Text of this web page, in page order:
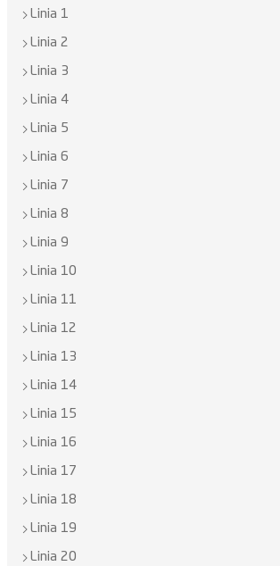
Linia 1
Linia 2
Linia 3
Linia 4
Linia 5
Linia 6
Linia 7
Linia 8
Linia 9
Linia 10
Linia 11
Linia 12
Linia 13
Linia 14
Linia 15
Linia 16
Linia 17
Linia 18
Linia 19
Linia 20